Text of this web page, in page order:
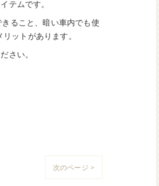
テムです。
ること、暗い車内でも使
ットがあります。
さい。
次のページ >